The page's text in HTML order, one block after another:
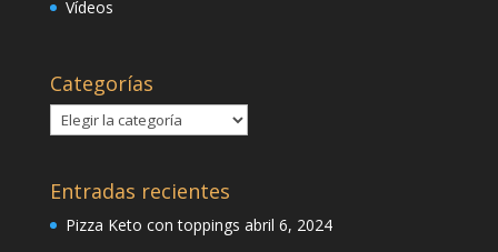
Vídeos
Categorías
Categorías
Entradas recientes
Pizza Keto con toppings abril 6, 2024